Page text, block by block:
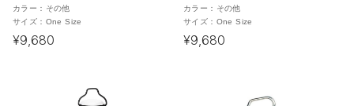
カラー： その他
サイズ： One Size
¥9,680
カラー： その他
サイズ： One Size
¥9,680